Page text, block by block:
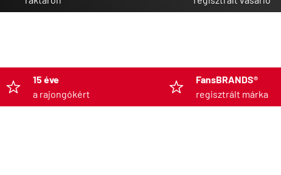
15 éve
a rajongókért
FansBRANDS®
regisztrált márka